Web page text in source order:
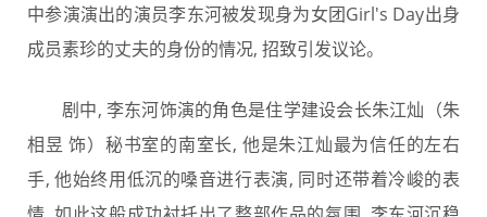
中参演演出的演员李东河被发现身为女团Girl's Day出身
成员素珍的丈夫的身份的情况, 招致引发议论。
剧中, 李东河饰演的角色是住学建设会长朱江灿（朱
相昱 饰）秘书室的南室长, 他是朱江灿最为信任的左右
手, 他始终用低沉的嗓音进行表演, 同时还带着冷峻的表